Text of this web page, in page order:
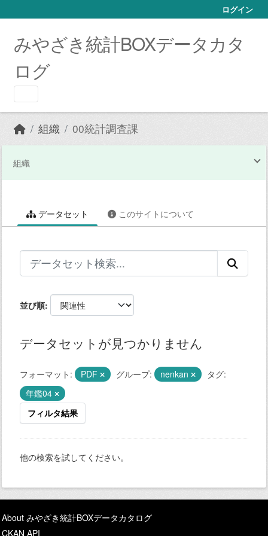
ログイン
みやざき統計BOXデータカタ
ログ
組織 00統計調査課
組織
データセット このサイトについて
並び順
データセットが見つかりません
フォーマット: PDF グループ: nenkan
タグ:
年鑑04
フィルタ結果
他の検索を試してください。
About みやざき統計BOXデータカタログ
CKAN API